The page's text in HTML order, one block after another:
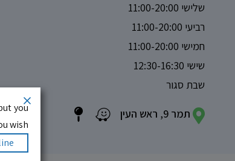
שלישי 11:00-20:00
רביעי 11:00-20:00
חמישי 11:00-20:00
שישי 12:30-16:30
שבת סגור
תמר 9, ראש העין
you
wish.